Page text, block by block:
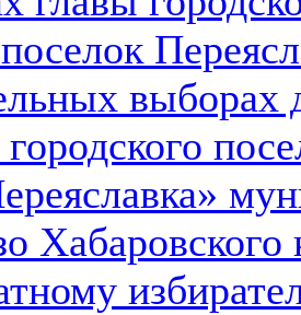
выборах
городского
Хабаровского